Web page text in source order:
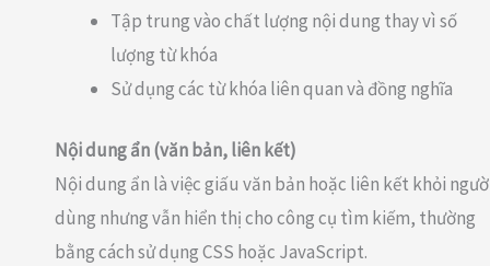
Tập trung vào chất lượng nội dung thay vì số
lượng từ khóa
Sử dụng các từ khóa liên quan và đồng nghĩa
Nội dung ẩn (văn bản, liên kết)
Nội dung ẩn là việc giấu văn bản hoặc liên kết khỏi
dùng nhưng vẫn hiển thị cho công cụ tìm kiếm, thường
bằng cách sử dụng CSS hoặc JavaScript.